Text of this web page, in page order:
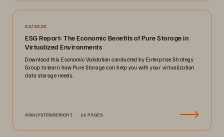
03/2025
ESG Report: The Economic Benefits of Pure Storage in
Virtualized Environments
Download this Economic Validation conducted by Enterprise Strategy
Group to learn how Pure Storage can help you with your virtualization
data storage needs.
ANALYSTENBERICHT 16 PAGES